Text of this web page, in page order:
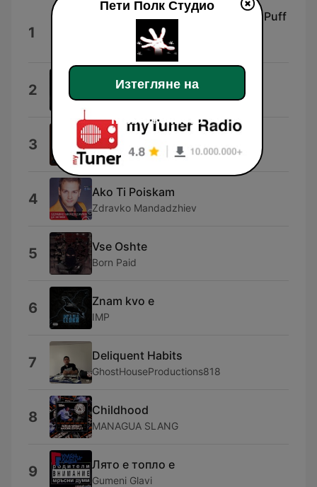
1
Notorious B.I.G. (feat. Lil' Kim & Puff
The Notorious B.I.G.
2 Graphics
GeSt
3 Shumen E Tvarde Dalech
Jeko Ang
4 Ako Ti Poiskam
Zdravko Mandadzhiev
5 Vse Oshte
Born Paid
6 Znam kvo e
IMP
7 Deliquent Habits
GhostHouseProductions818
8 Childhood
MANAGUA SLANG
9 Лято е топло е
Gumeni Glavi
Пети Полк Студио
Изтегляне на
приложението